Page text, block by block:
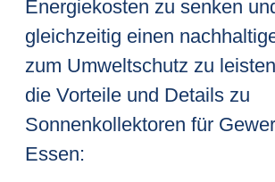
Energiekosten zu senken
gleichzeitig einen
zum Umweltschutz zu
die Vorteile und Details zu
Sonnenkollektoren für
Essen: